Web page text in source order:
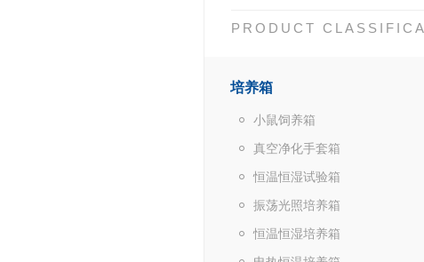
PRODUCT
培养箱
小鼠饲养箱
真空净化手套箱
恒温恒湿试验箱
振荡光照培养箱
恒温恒湿培养箱